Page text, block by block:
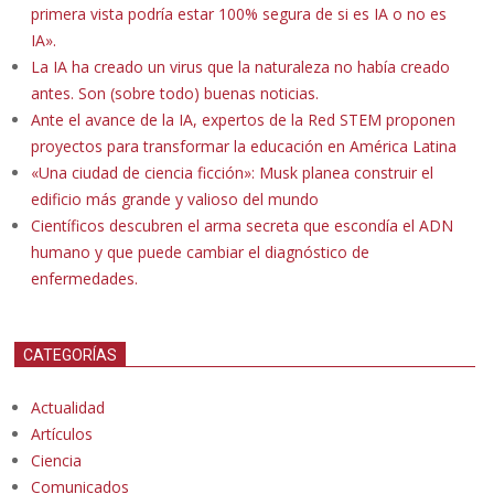
primera vista podría estar 100% segura de si es IA o no es
IA».
La IA ha creado un virus que la naturaleza no había creado
antes. Son (sobre todo) buenas noticias.
Ante el avance de la IA, expertos de la Red STEM proponen
proyectos para transformar la educación en América Latina
«Una ciudad de ciencia ficción»: Musk planea construir el
edificio más grande y valioso del mundo
Científicos descubren el arma secreta que escondía el ADN
humano y que puede cambiar el diagnóstico de
enfermedades.
CATEGORÍAS
Actualidad
Artículos
Ciencia
Comunicados